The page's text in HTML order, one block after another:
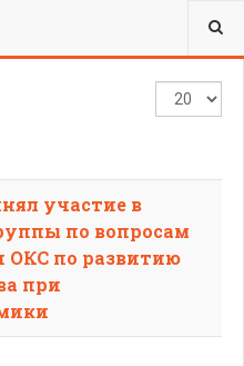
Кол-
во
участие в
по вопросам
ОКС по развитию
при